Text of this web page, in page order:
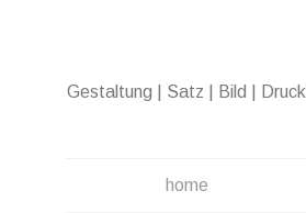
Gestaltung | Satz | Bild | Druck
home